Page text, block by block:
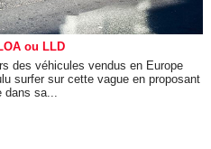
ou LLD
des véhicules vendus en Europe
surfer sur cette vague en proposant
sa...